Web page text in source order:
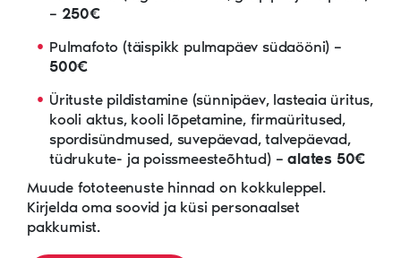
– 250€
Pulmafoto (täispikk pulmapäev südaööni) –
500€
Ürituste pildistamine (sünnipäev, lasteaia üritus,
kooli aktus, kooli lõpetamine, firmaüritused,
spordisündmused, suvepäevad, talvepäevad,
tüdrukute- ja poissmeesteõhtud) –alates 50€
Muude fototeenuste hinnad on kokkuleppel.
Kirjelda oma soovid ja küsi personaalset
pakkumist.